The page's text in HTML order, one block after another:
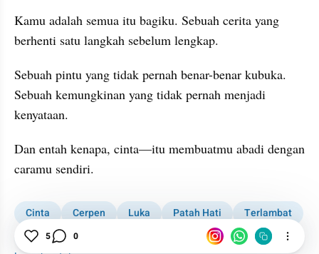
Kamu adalah semua itu bagiku. Sebuah cerita yang
berhenti satu langkah sebelum lengkap.
Sebuah pintu yang tidak pernah benar-benar kubuka.
Sebuah kemungkinan yang tidak pernah menjadi
kenyataan.
Dan entah kenapa, cinta—itu membuatmu abadi dengan
caramu sendiri.
Cinta Cerpen Luka Patah Hati
Terlambat
Masa Lalu
5 0